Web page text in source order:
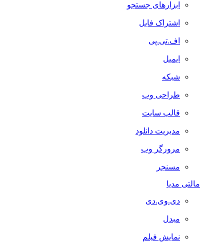
ابزارهای جستجو
اشتراک فایل
اف.تی.پی
ایمیل
شبکه
طراحی وب
قالب سایت
مدیریت دانلود
مرورگر وب
مسنجر
مالتی مدیا
دی.وی.دی
مبدل
نمایش فیلم